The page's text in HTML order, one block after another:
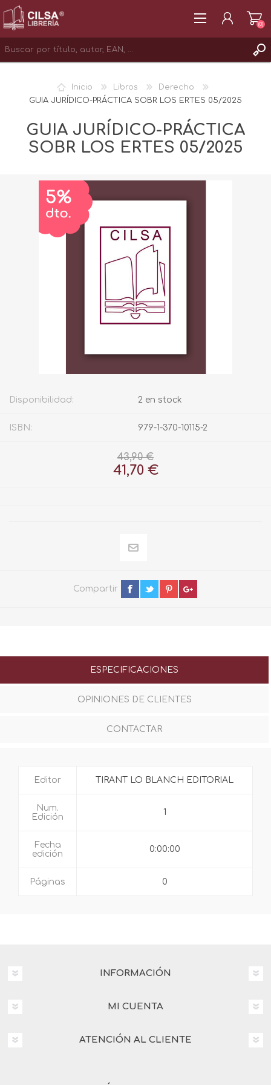
INICIAR SESIÓN
(0)
Inicio Libros
Derecho
GUIA JURÍDICO-PRÁCTICA SOBR LOS ERTES 05/2025
GUIA JURÍDICO-PRÁCTICA
SOBR LOS ERTES 05/2025
Disponibilidad: 2 en stock
ISBN: 979-1-370-10115-2
43,90 €
41,70 €
Compartir
ESPECIFICACIONES
OPINIONES DE CLIENTES
CONTACTAR
Editor TIRANT LO BLANCH EDITORIAL
Num.
Edición
1
Fecha
edición
0:00:00
Páginas 0
INFORMACIÓN
MI CUENTA
ATENCIÓN AL CLIENTE